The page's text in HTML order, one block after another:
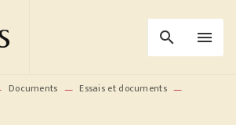
search menu
Documents — Essais et documents —